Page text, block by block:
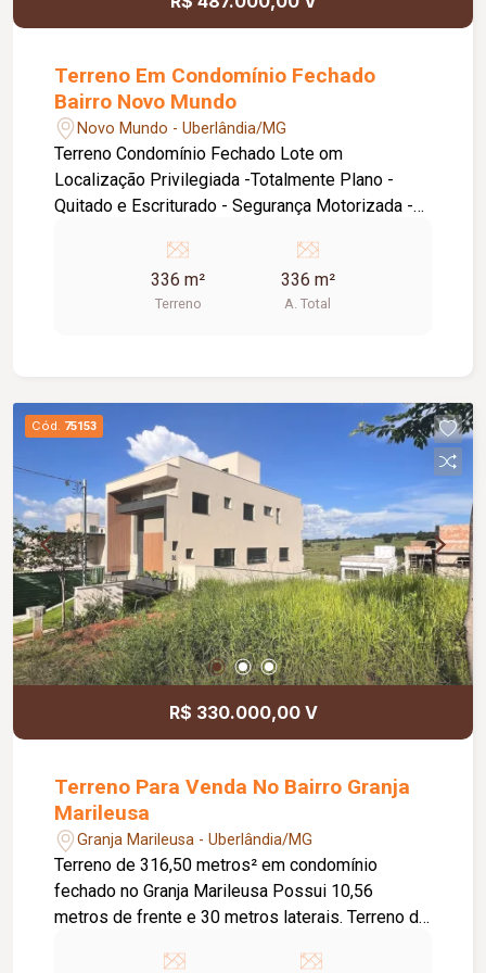
Terreno Em Condomínio Fechado
Bairro Novo Mundo
Novo Mundo - Uberlândia/MG
Terreno Condomínio Fechado Lote om
Localização Privilegiada -Totalmente Plano -
Quitado e Escriturado - Segurança Motorizada -
festas - Quadra Society - Quadra Futsal -
Brinquedoteca - Petplay - Playground Infantil -
Espaço Gourmet Churrasco - Praça Verde para
336 m²
Terreno
336 m²
A. Total
Cód. 75153
R$ 330.000,00 V
Terreno Para Venda No Bairro Granja
Marileusa
Granja Marileusa - Uberlândia/MG
Terreno de 316,50 metros² em condomínio
fechado no Granja Marileusa Possui 10,56
metros de frente e 30 metros laterais. Terreno de